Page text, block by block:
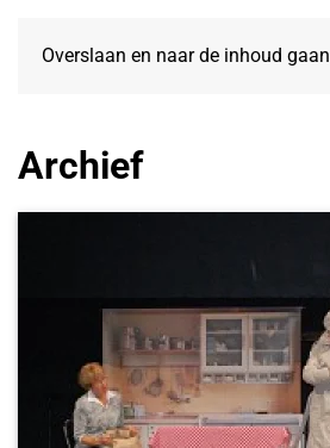
Overslaan en naar de inhoud gaan
Archief